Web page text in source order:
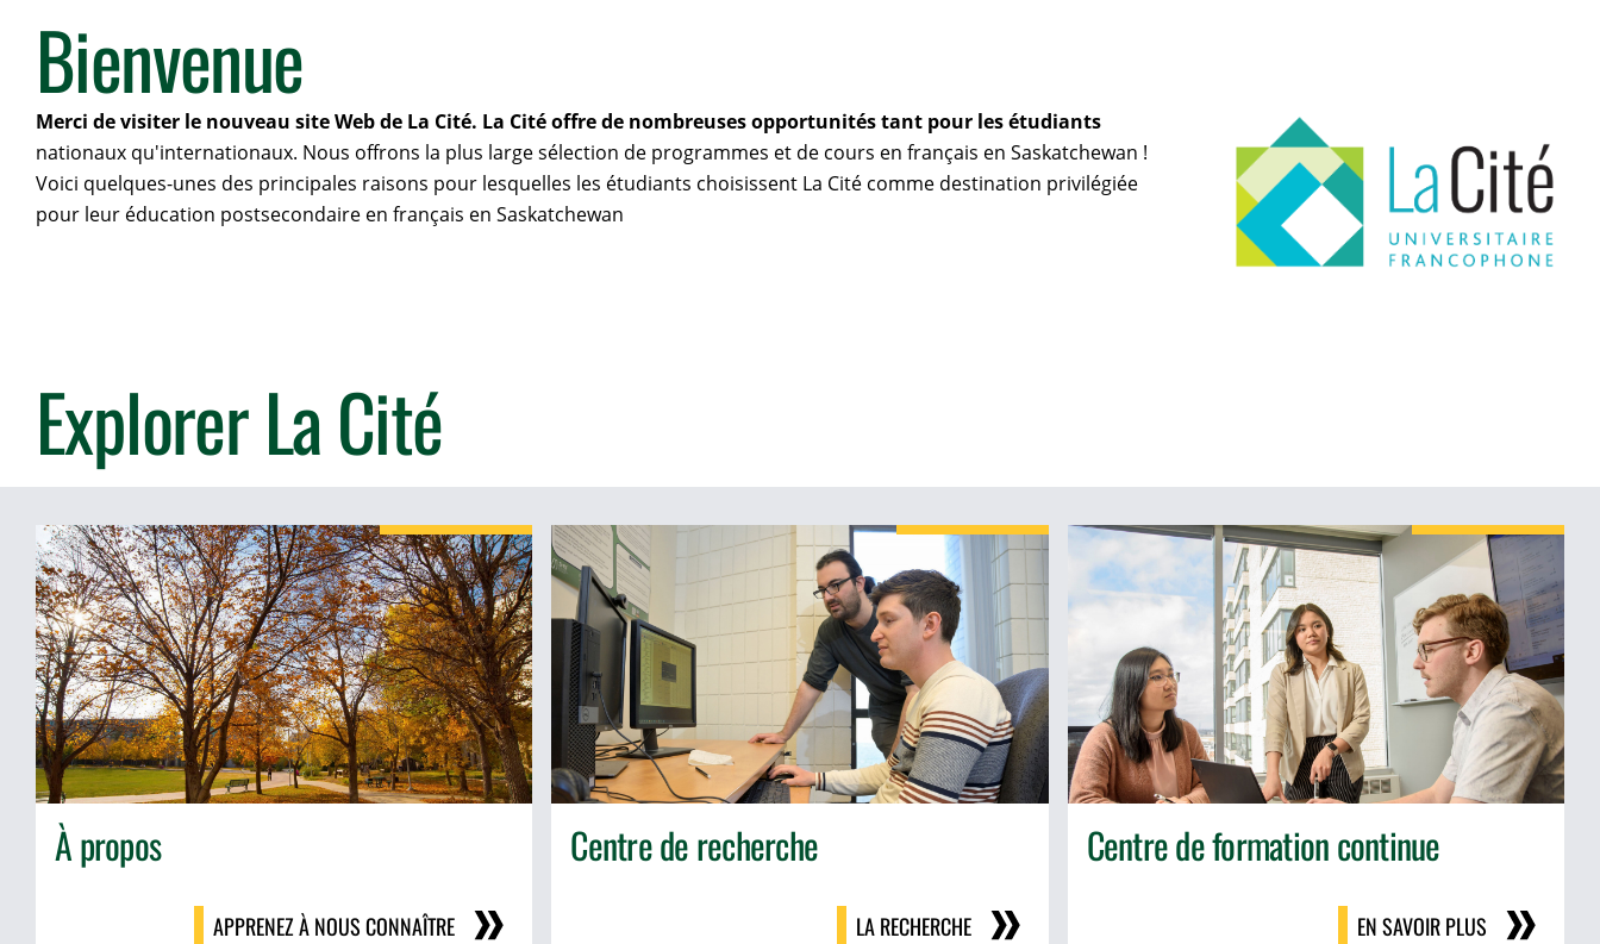
Bienvenue
Merci de visiter le nouveau site Web de La Cité. La Cité offre de nombreuses opportunités tant pour les étudiants
nationaux qu'internationaux. Nous offrons la plus large sélection de programmes et de cours en français en Saskatchewan !
Voici quelques-unes des principales raisons pour lesquelles les étudiants choisissent La Cité comme destination privilégiée
pour leur éducation postsecondaire en français en Saskatchewan
Explorer La Cité
À propos
APPRENEZ À NOUS CONNAÎTRE
Centre de recherche
LA RECHERCHE
Centre de formation continue
EN SAVOIR PLUS